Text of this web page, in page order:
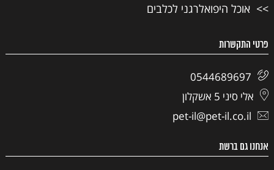
אוכל היפואלרגני לכלבים
פרטי התקשרות
0544689697
אלי סיני 5 אשקלון
pet-il@pet-il.co.il
אנחנו גם ברשת